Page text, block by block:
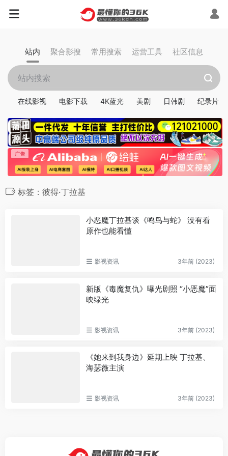
站内 聚合影搜 常用搜索 运营工具 社区信息
在线影视 电影下载 4K蓝光 美剧 日韩剧 纪录片
标签：彼得·丁拉基
小恶魔丁拉基谈《鸣鸟与蛇》 没有看
原作也能看懂
影视资讯 3年前 (2023)
新版《毒魔复仇》曝光剧照 “小恶魔”面
映绿光
影视资讯 3年前 (2023)
《她来到我身边》延期上映 丁拉基、
海瑟薇主演
影视资讯 3年前 (2023)